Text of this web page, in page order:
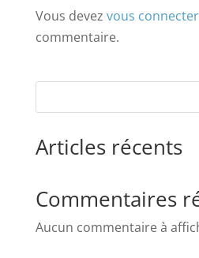
Vous devez vous connecter
commentaire.
Articles récents
Commentaires
Aucun commentaire à